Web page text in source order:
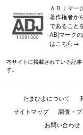
ＡＢＪマー
著作権者か
であること
ABJマーク
はこちら
本サイトに掲載されている記
す。
たまひよについて
サイトマップ
調査・
お問い合わせ